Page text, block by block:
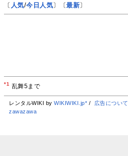
〔 人気/今日人気〕〔最新〕
*1 乱舞5まで
レンタルWIKI byWIKIWIKI.jp* / 広告について
zawazawa